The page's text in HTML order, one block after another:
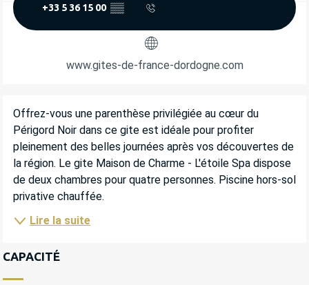
+33 5 36 15 00 ▒▒
www.gites-de-france-dordogne.com
DESCRIPTION
Offrez-vous une parenthèse privilégiée au cœur du
Périgord Noir dans ce gite est idéale pour profiter
pleinement des belles journées après vos découvertes de
la région. Le gite Maison de Charme - L'étoile Spa dispose
de deux chambres pour quatre personnes. Piscine hors-sol
privative chauffée.
Lire la suite
CAPACITÉ